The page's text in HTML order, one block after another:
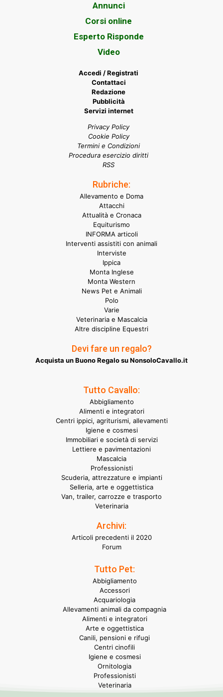
Annunci
Corsi online
Esperto Risponde
Video
Accedi / Registrati
Contattaci
Redazione
Pubblicità
Servizi internet
Privacy Policy
Cookie Policy
Termini e Condizioni
Procedura esercizio diritti
RSS
Rubriche:
Allevamento e Doma
Attacchi
Attualità e Cronaca
Equiturismo
INFORMA articoli
Interventi assistiti con animali
Interviste
Ippica
Monta Inglese
Monta Western
News Pet e Animali
Polo
Varie
Veterinaria e Mascalcia
Altre discipline Equestri
Devi fare un regalo?
Acquista un Buono Regalo su NonsoloCavallo.it
Tutto Cavallo:
Abbigliamento
Alimenti e integratori
Centri ippici, agriturismi, allevamenti
Igiene e cosmesi
Immobiliari e società di servizi
Lettiere e pavimentazioni
Mascalcia
Professionisti
Scuderia, attrezzature e impianti
Selleria, arte e oggettistica
Van, trailer, carrozze e trasporto
Veterinaria
Archivi:
Articoli precedenti il 2020
Forum
Tutto Pet:
Abbigliamento
Accessori
Acquariologia
Allevamenti animali da compagnia
Alimenti e integratori
Arte e oggettistica
Canili, pensioni e rifugi
Centri cinofili
Igiene e cosmesi
Ornitologia
Professionisti
Veterinaria